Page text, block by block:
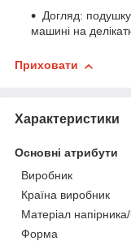
Догляд:
машині на
Приховати
Характеристики
Основні атрибути
Виробник
Країна виробник
Матеріал
Форма